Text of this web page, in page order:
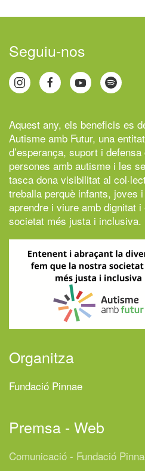
Seguiu-nos
Aquest any, els beneficis es
Autisme amb Futur, una
d’esperança, suport i
persones amb autisme i les
tasca dona visibilitat al
treballa perquè infants, joves
aprendre i viure amb dignitat
societat més justa i inclusiva.
Organitza
Fundació Pinnae
Premsa - Web
Comunicació - Fundació